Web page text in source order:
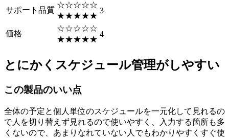
サポート品質
☆☆☆☆☆
★★★★★
3
価格
☆☆☆☆☆
★★★★★
4
とにかくスケジュール管理がしやすい
この製品のいい点
全体の予定と個人単位のスケジュールを一元化して見れるの
で人を切り替えず見れるので使いやすく、入力する箇所も多
くないので、あまりなれていない人でもわかりやすくすぐ使